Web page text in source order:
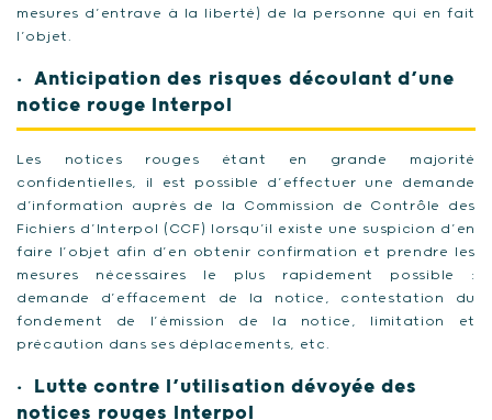
mesures d’entrave à la liberté) de la personne qui en fait
l’objet.
Anticipation des risques découlant d’une
notice rouge Interpol
Les notices rouges étant en grande majorité
confidentielles, il est possible d’effectuer une demande
d’information auprès de la Commission de Contrôle des
Fichiers d’Interpol (CCF) lorsqu’il existe une suspicion d’en
faire l’objet afin d’en obtenir confirmation et prendre les
mesures nécessaires le plus rapidement possible :
demande d’effacement de la notice, contestation du
fondement de l’émission de la notice, limitation et
précaution dans ses déplacements, etc.
Lutte contre l’utilisation dévoyée des
notices rouges Interpol